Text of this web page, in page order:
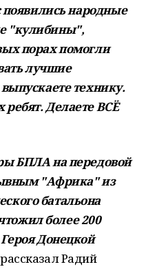
появились народные
"кулибины",
порах помогли
лучшие
технику.
Делаете ВСЁ
БПЛА на передовой
"Африка" из
батальона
более 200
Донецкой
Радий